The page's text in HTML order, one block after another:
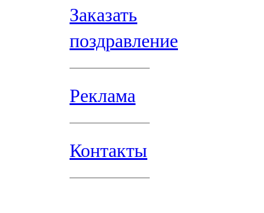
Заказать
поздравление
Реклама
Контакты